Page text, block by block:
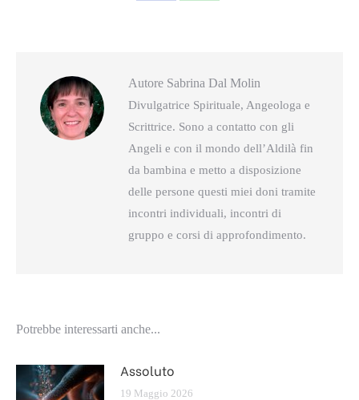
Autore Sabrina Dal Molin
Divulgatrice Spirituale, Angeologa e
Scrittrice. Sono a contatto con gli
Angeli e con il mondo dell’Aldilà fin
da bambina e metto a disposizione
delle persone questi miei doni tramite
incontri individuali, incontri di
gruppo e corsi di approfondimento.
Potrebbe interessarti anche...
Assoluto
19 Maggio 2026